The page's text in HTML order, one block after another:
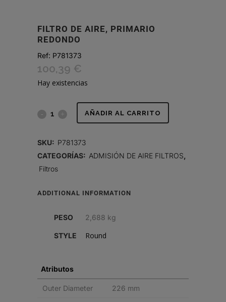
FILTRO DE AIRE, PRIMARIO
REDONDO
Ref: P781373
100,39 €
Hay existencias
FILTRO
PRIMARIO
AÑADIR AL CARRITO
SKU: P781373
CATEGORÍAS: ADMISIÓN DE AIRE FILTROS
Filtros
ADDITIONAL INFORMATION
PESO 2,688 kg
STYLE Round
Atributos
Outer Diameter 226 mm